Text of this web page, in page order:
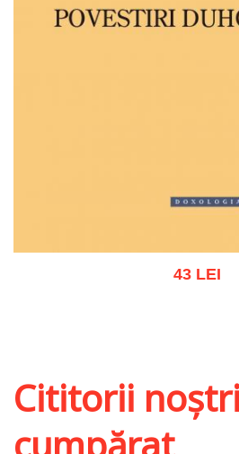
43 LEI
Cititorii